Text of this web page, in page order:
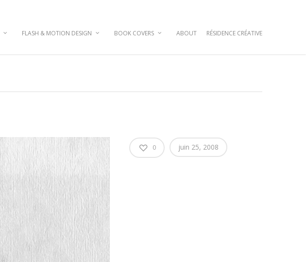
FLASH & MOTION DESIGN BOOK COVERS ABOUT RÉSIDENCE CRÉATIVE
0 juin 25, 2008